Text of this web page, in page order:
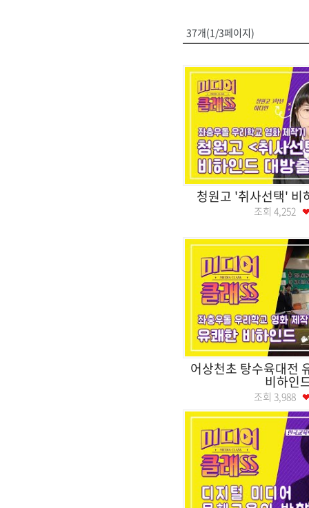
37개(1/3페이지)
청원고 '취사선택' 비
조회 4,252
어상천초 탕수육대전
비하인
조회 3,988